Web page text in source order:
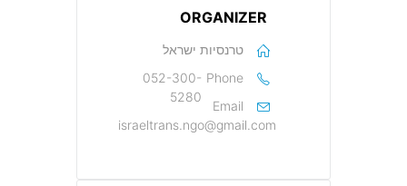
ORGANIZER
טרנסיות ישראל
Phone
052-300-
5280
Email
israeltrans.ngo@gmail.com